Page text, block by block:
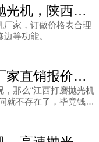
陕西小型混凝土抛光机，陕西抛光机厂家直销案例
厂家，订做价格表合理
等功能。
江西打磨抛光机厂家直销报价多少？
那么“江西打磨抛光机
就不存在了，毕竟钱花